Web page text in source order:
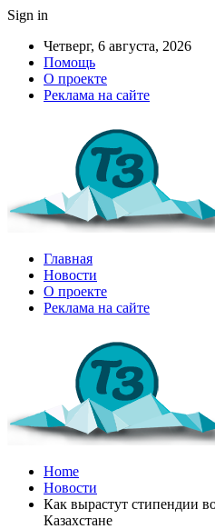
Sign in
Четверг, 6 августа, 2026
Помощь
О проекте
Реклама на сайте
Главная
Новости
О проекте
Реклама на сайте
Home
Новости
Как вырастут стипендии
Казахстане